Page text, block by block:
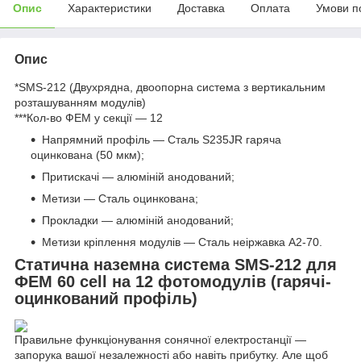
Опис Характеристики Доставка Оплата Умови
Опис
*SMS-212 (Двухрядна, двоопорна система з вертикальним
розташуванням модулів)
***Кол-во ФЕМ у секції — 12
Напрямний профіль — Сталь S235JR гаряча
оцинкована (50 мкм);
Притискачі — алюміній анодований;
Метизи — Сталь оцинкована;
Прокладки — алюміній анодований;
Метизи кріплення модулів — Сталь неіржавка А2-70.
Статична наземна система SMS-212 для
ФЕМ 60 cell на 12 фотомодулів (гарячі-
оцинкований профіль)
Правильне функціонування сонячної електростанції —
запорука вашої незалежності або навіть прибутку. Але щоб